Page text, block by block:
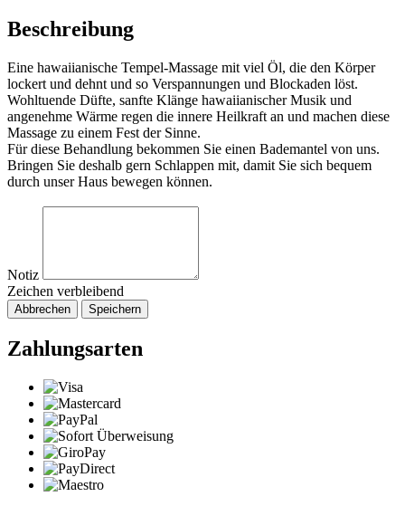
Beschreibung
Eine hawaiianische Tempel-Massage mit viel Öl, die den Körper
lockert und dehnt und so Verspannungen und Blockaden löst.
Wohltuende Düfte, sanfte Klänge hawaiianischer Musik und
angenehme Wärme regen die innere Heilkraft an und machen diese
Massage zu einem Fest der Sinne.
Für diese Behandlung bekommen Sie einen Bademantel von uns.
Bringen Sie deshalb gern Schlappen mit, damit Sie sich bequem
durch unser Haus bewegen können.
Notiz
Zeichen verbleibend
Abbrechen Speichern
Zahlungsarten